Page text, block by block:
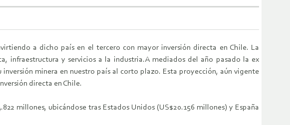
a dicho país en el tercero con mayor inversión directa en Chile. La
infraestructura y servicios a la industria.A mediados del año pasado la ex
minera en nuestro país al corto plazo. Esta proyección, aún vigente
directa en Chile.
millones, ubicándose tras Estados Unidos (US$20.156 millones) y España